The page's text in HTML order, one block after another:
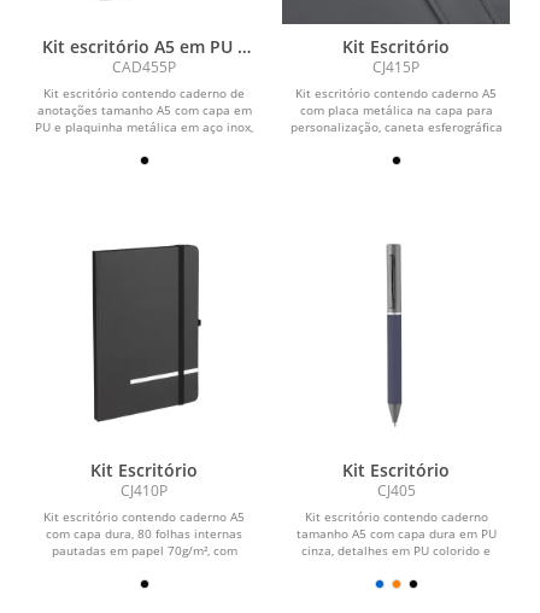
Kit escritório A5 em PU e
Caneta Metalica
CAD455P
Kit escritório contendo caderno de
anotações tamanho A5 com capa em
PU e plaquinha metálica em aço inox,
Kit Escritório
CJ415P
Kit escritório contendo caderno A5
com placa metálica na capa para
personalização, caneta esferográfica
Kit Escritório
CJ410P
Kit escritório contendo caderno A5
com capa dura, 80 folhas internas
pautadas em papel 70g/m², com
Kit Escritório
CJ405
Kit escritório contendo caderno
tamanho A5 com capa dura em PU
cinza, detalhes em PU colorido e